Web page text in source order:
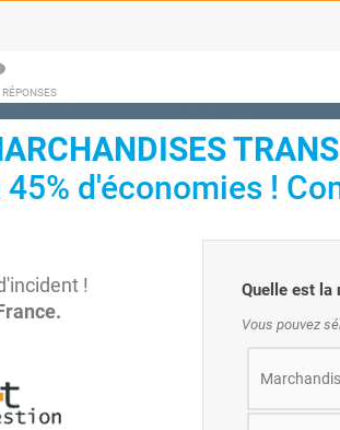
d'économies !
!
Quelle est la
Vous pouvez